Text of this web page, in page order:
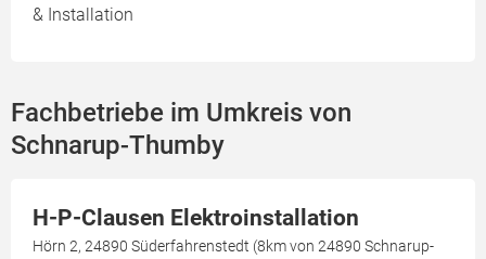
& Installation
Fachbetriebe im Umkreis von
Schnarup-Thumby
H-P-Clausen Elektroinstallation
Hörn 2, 24890 Süderfahrenstedt (8km von 24890 Schnarup-